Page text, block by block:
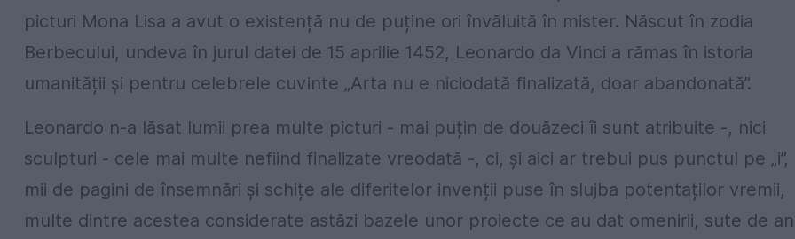
picturi Mona Lisa a avut o existență nu de puține ori învăluită în mister. Născut în zodia
Berbecului, undeva în jurul datei de 15 aprilie 1452, Leonardo da Vinci a rămas în istoria
umanității și pentru celebrele cuvinte „Arta nu e niciodată finalizată, doar abandonată”.
Leonardo n-a lăsat lumii prea multe picturi - mai puțin de douăzeci îi sunt atribuite -, nici
sculpturi - cele mai multe nefiind finalizate vreodată -, ci, și aici ar trebui pus punctul pe „i”,
mii de pagini de însemnări și schițe ale diferitelor invenții puse în slujba potentaților vremii,
multe dintre acestea considerate astăzi bazele unor proiecte ce au dat omenirii, sute de